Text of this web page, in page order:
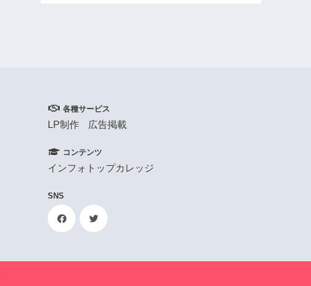
各種サービス
LP制作 広告掲載
コンテンツ
インフォトップカレッジ
SNS